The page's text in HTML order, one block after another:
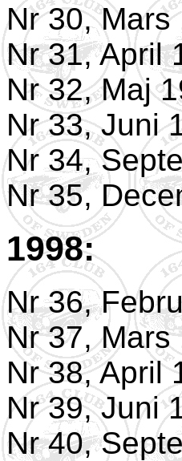
Nr 30, Mars
Nr 31, April
Nr 32, Maj
Nr 33, Juni
Nr 34,
Nr 35,
1998:
Nr 36,
Nr 37, Mars
Nr 38, April
Nr 39, Juni
Nr 40,